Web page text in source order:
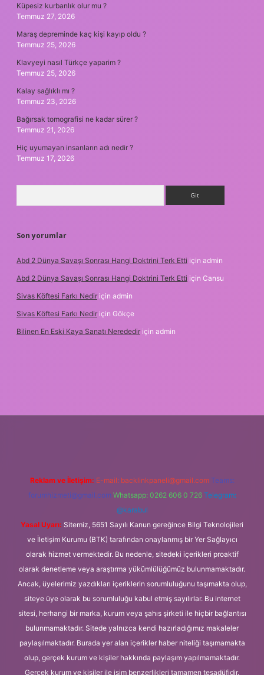
Küpesiz kurbanlık olur mu ?
Temmuz 27, 2026
Maraş depreminde kaç kişi kayıp oldu ?
Temmuz 25, 2026
Klavyeyi nasıl Türkçe yaparim ?
Temmuz 25, 2026
Kalay sağlıklı mı ?
Temmuz 23, 2026
Bağırsak tomografisi ne kadar sürer ?
Temmuz 21, 2026
Hiç uyumayan insanların adı nedir ?
Temmuz 17, 2026
Son yorumlar
Abd 2 Dünya Savaşı Sonrası Hangi Doktrini Terk Etti için admin
Abd 2 Dünya Savaşı Sonrası Hangi Doktrini Terk Etti için Cansu
Sivas Köftesi Farkı Nedir için admin
Sivas Köftesi Farkı Nedir için Gökçe
Bilinen En Eski Kaya Sanatı Nerededir için admin
Reklam ve İletişim: E-mail: backlinkpaneli@gmail.com Teams:
forumhizmeti@gmail.com Whatsapp: 0262 606 0 726 Telegram:
@karabul
Yasal Uyarı: Sitemiz, 5651 Sayılı Kanun gereğince Bilgi Teknolojileri
ve İletişim Kurumu (BTK) tarafından onaylanmış bir Yer Sağlayıcı
olarak hizmet vermektedir. Bu nedenle, sitedeki içerikleri proaktif
olarak denetleme veya araştırma yükümlülüğümüz bulunmamaktadır.
Ancak, üyelerimiz yazdıkları içeriklerin sorumluluğunu taşımakta olup,
siteye üye olarak bu sorumluluğu kabul etmiş sayılırlar. Bu internet
sitesi, herhangi bir marka, kurum veya şahıs şirketi ile hiçbir bağlantısı
bulunmamaktadır. Sitede yalnızca kendi hazırladığımız makaleler
paylaşılmaktadır. Burada yer alan içerikler haber niteliği taşımamakta
olup, gerçek kurum ve kişiler hakkında paylaşım yapılmamaktadır.
Gerçek kurum ve kişiler ile isim benzerlikleri tamamen tesadüfidir.